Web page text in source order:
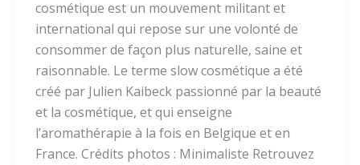
cosmétique est un mouvement militant et
international qui repose sur une volonté de
consommer de façon plus naturelle, saine et
raisonnable. Le terme slow cosmétique a été
créé par Julien Kaibeck passionné par la beauté
et la cosmétique, et qui enseigne
l’aromathérapie à la fois en Belgique et en
France. Crédits photos : Minimaliste Retrouvez